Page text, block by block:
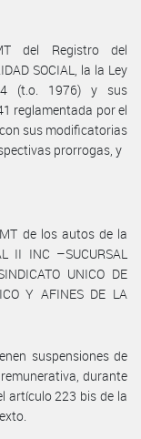
del Registro del
SOCIAL, la la Ley
(t.o. 1976) y sus
reglamentada por el
sus modificatorias
prorrogas, y
de los autos de la
II INC –SUCURSAL
UNICO DE
Y AFINES DE LA
suspensiones de
durante
artículo 223 bis de la